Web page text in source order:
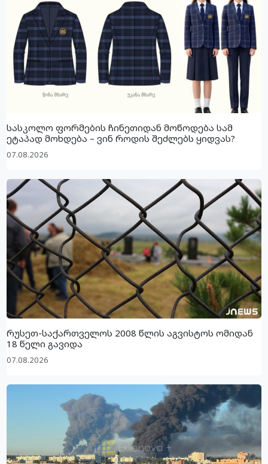
სასკოლო ფორმების ჩინეთიდან მოწოდება სამ
ეტაპად მოხდება – ვინ როდის შეძლებს ყიდვას?
07.08.2026
რუსეთ-საქართველოს 2008 წლის აგვისტოს ომიდან
18 წელი გავიდა
07.08.2026